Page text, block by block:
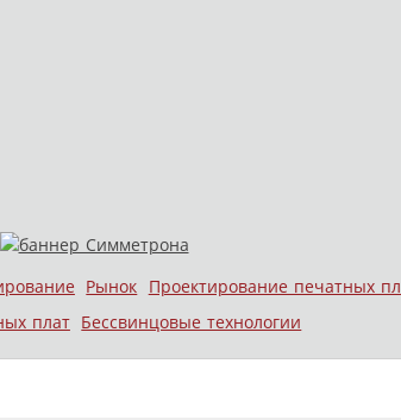
Рынок Проектирование печатных
плат Бессвинцовые технологии